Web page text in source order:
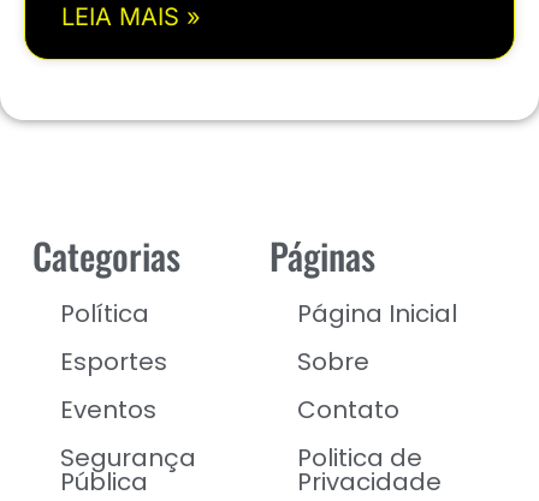
LEIA MAIS »
Categorias
Política
Esportes
Eventos
Segurança
Pública
Páginas
Página Inicial
Sobre
Contato
Politica de
Privacidade